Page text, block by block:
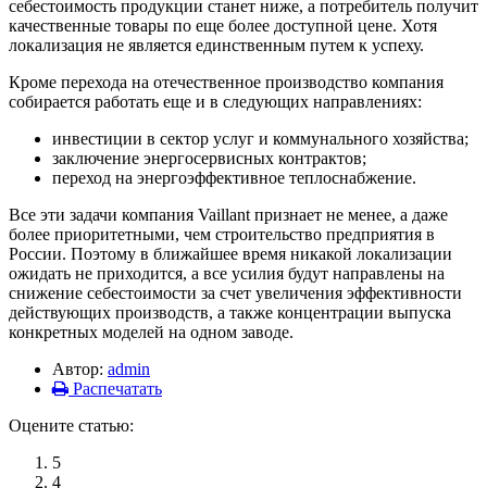
себестоимость продукции станет ниже, а потребитель получит
качественные товары по еще более доступной цене. Хотя
локализация не является единственным путем к успеху.
Кроме перехода на отечественное производство компания
собирается работать еще и в следующих направлениях:
инвестиции в сектор услуг и коммунального хозяйства;
заключение энергосервисных контрактов;
переход на энергоэффективное теплоснабжение.
Все эти задачи компания Vaillant признает не менее, а даже
более приоритетными, чем строительство предприятия в
России. Поэтому в ближайшее время никакой локализации
ожидать не приходится, а все усилия будут направлены на
снижение себестоимости за счет увеличения эффективности
действующих производств, а также концентрации выпуска
конкретных моделей на одном заводе.
Автор: admin
Распечатать
Оцените статью:
5
4